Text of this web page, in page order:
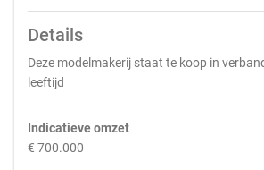
Details
Deze modelmakerij staat te koop in
leeftijd
Indicatieve omzet
€ 700.000